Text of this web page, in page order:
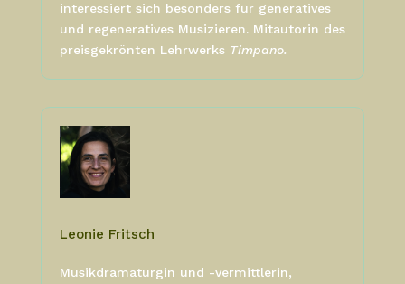
interessiert sich besonders für generatives
und regeneratives Musizieren. Mitautorin des
preisgekrönten Lehrwerks Timpano.
Leonie Fritsch
Musikdramaturgin und -vermittlerin,